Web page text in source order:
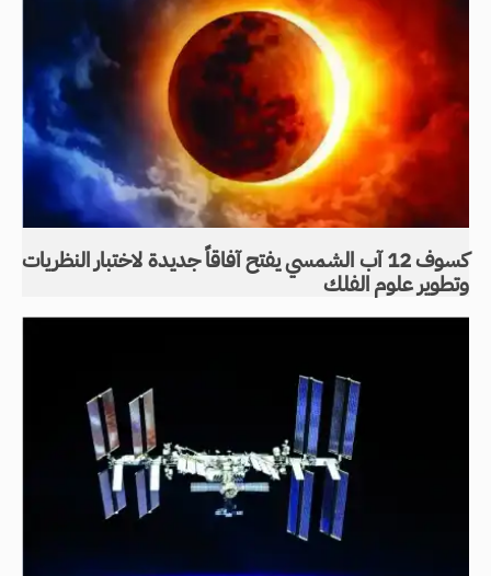
كسوف 12 آب الشمسي يفتح آفاقاً جديدة لاختبار النظريات
وتطوير علوم الفلك